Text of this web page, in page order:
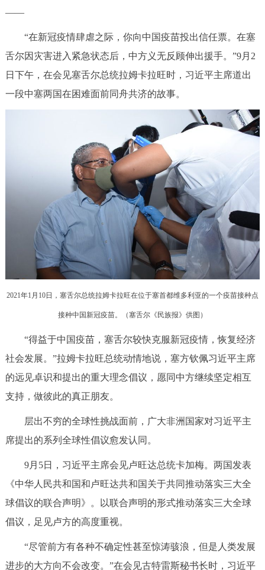
——
“在新冠疫情肆虐之际，你向中国疫苗投出信任票。在塞
舌尔因灾害进入紧急状态后，中方义无反顾伸出援手。”9月2
日下午，在会见塞舌尔总统拉姆卡拉旺时，习近平主席道出
一段中塞两国在困难面前同舟共济的故事。
2021年1月10日，塞舌尔总统拉姆卡拉旺在位于塞首都维多利亚的一个疫苗接种点
接种中国新冠疫苗。（塞舌尔《民族报》供图）
“得益于中国疫苗，塞舌尔较快克服新冠疫情，恢复经济
社会发展。”拉姆卡拉旺总统动情地说，塞方钦佩习近平主席
的远见卓识和提出的重大理念倡议，愿同中方继续坚定相互
支持，做彼此的真正朋友。
层出不穷的全球性挑战面前，广大非洲国家对习近平主
席提出的系列全球性倡议愈发认同。
9月5日，习近平主席会见卢旺达总统卡加梅。两国发表
《中华人民共和国和卢旺达共和国关于共同推动落实三大全
球倡议的联合声明》。以联合声明的形式推动落实三大全球
倡议，足见卢方的高度重视。
“尽管前方有各种不确定性甚至惊涛骇浪，但是人类发展
进步的大方向不会改变。”在会见古特雷斯秘书长时，习近平